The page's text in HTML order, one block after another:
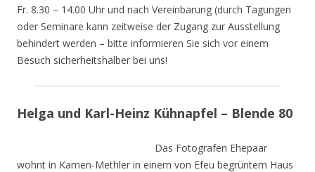
Fr. 8.30 – 14.00 Uhr und nach Vereinbarung (durch Tagungen
oder Seminare kann zeitweise der Zugang zur Ausstellung
behindert werden – bitte informieren Sie sich vor einem
Besuch sicherheitshalber bei uns!
Helga und Karl-Heinz Kühnapfel – Blende 80
Das Fotografen Ehepaar
wohnt in Kamen-Methler in einem von Efeu begrüntem Haus